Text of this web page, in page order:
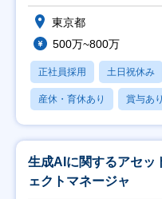
東京都
500万~800万
正社員採用 土日祝休み
産休・育休あり 賞与あり
生成AIに関するアセッ
ェクトマネージャ